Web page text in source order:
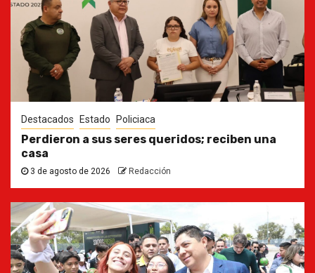
Destacados Estado Policiaca
Perdieron a sus seres queridos; reciben una
casa
3 de agosto de 2026 Redacción